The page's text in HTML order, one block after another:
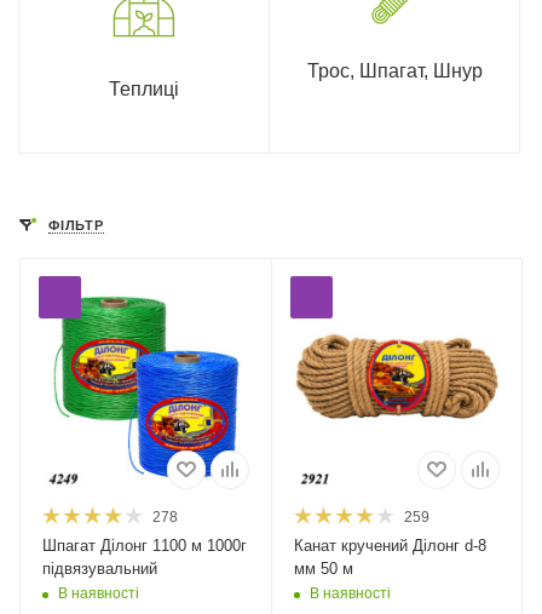
Теплиці
Трос, Шпагат, Шнур
ФІЛЬТР
278
Шпагат Ділонг 1100 м 1000г
підвязувальний
В наявності
259
Канат кручений Ділонг d-8
мм 50 м
В наявності